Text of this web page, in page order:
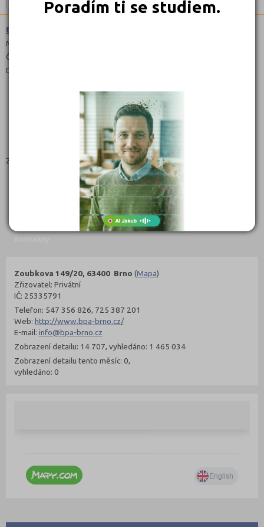
Poradím ti se studiem.
Bezpečnostně právní činnost (6842M01)
Maturitní
Čeština
Denní
Zaměření:
POLICEJNÍ A VOJENSKÉ OBORY
Zoubkova 149/20, 63400 Brno (Mapa)
Zřizovatel: Privátní
IČ: 25335791
Telefon: 547 356 826, 725 387 201
Web: http://www.bpa-brno.cz/
E-mail: info@bpa-brno.cz
Zobrazení detailu: 14 707, vyhledáno: 1 465 034
Zobrazení detailu tento měsíc: 0,
vyhledáno: 0